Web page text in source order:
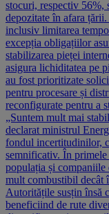
stocuri, respectiv 56%,
depozitate în afara
inclusiv limitarea
excepția obligațiilor
stabilizarea pieței
asigura lichiditatea pe
au fost prioritizate
pentru procesare și
reconfigurate pentru a
„Suntem mult mai
declarat ministrul
fondul incertitudinilor,
semnificativ. În
populația și
mult combustibil decât
Autoritățile susțin însă
beneficiind de rute